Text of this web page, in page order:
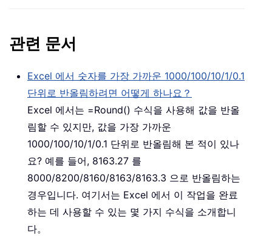
관련 문서
Excel 에서 숫자를 가장 가까운 1000/100/10/1/0.1
단위로 반올림하려면 어떻게 하나요？
Excel 에서는 =Round() 수식을 사용해 값을 반올
림할 수 있지만, 값을 가장 가까운
1000/100/10/1/0.1 단위로 반올림해 본 적이 있나
요? 예를 들어, 8163.27 를
8000/8200/8160/8163/8163.3 으로 반올림하는
경우입니다. 여기서는 Excel 에서 이 작업을 완료
하는 데 사용할 수 있는 몇 가지 수식을 소개합니
다。